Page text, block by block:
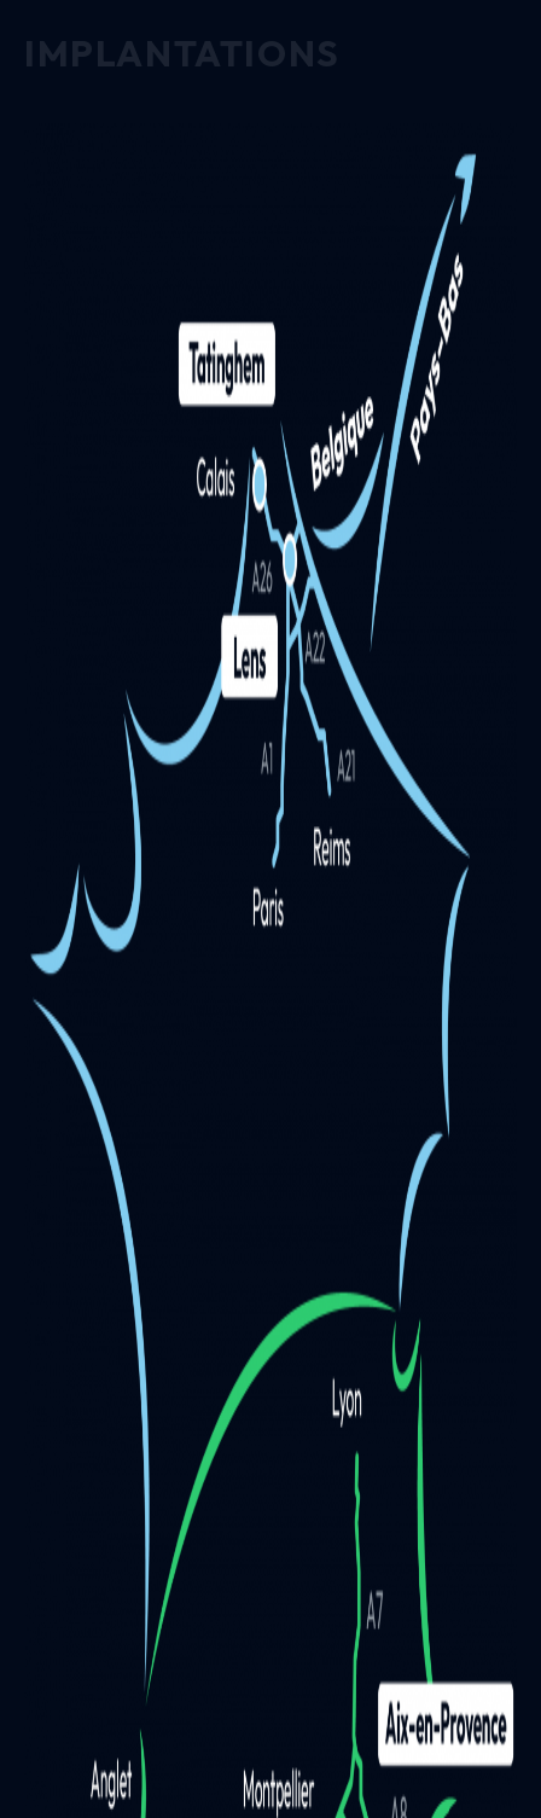
IMPLANTATIONS